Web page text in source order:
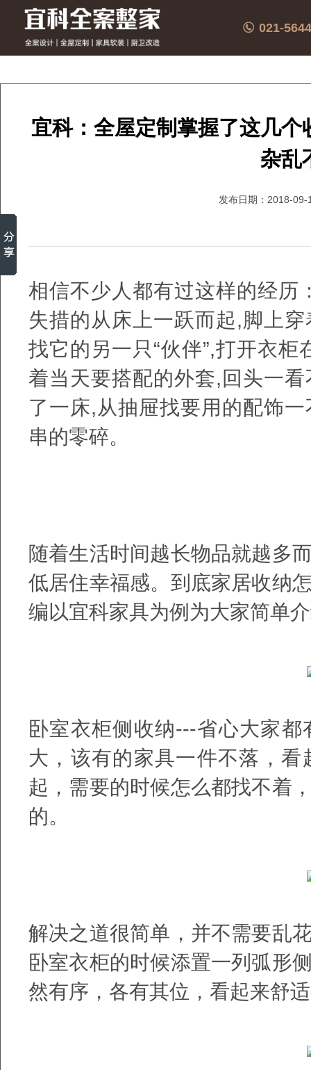
021-
宜科：全屋定制掌握了这几
杂乱
发布日期：2018-09-
相信不少人都有过这样的经历
失措的从床上一跃而起,脚上
找它的另一只“伙伴”,打开衣
着当天要搭配的外套,回头一
了一床,从抽屉找要用的配饰
串的零碎。
随着生活时间越长物品就越多
低居住幸福感。到底家居收纳
编以宜科家具为例为大家简单
卧室衣柜侧收纳---省心大家
大，该有的家具一件不落，
起，需要的时候怎么都找不着
的。
解决之道很简单，并不需要乱
卧室衣柜的时候添置一列弧形
然有序，各有其位，看起来舒